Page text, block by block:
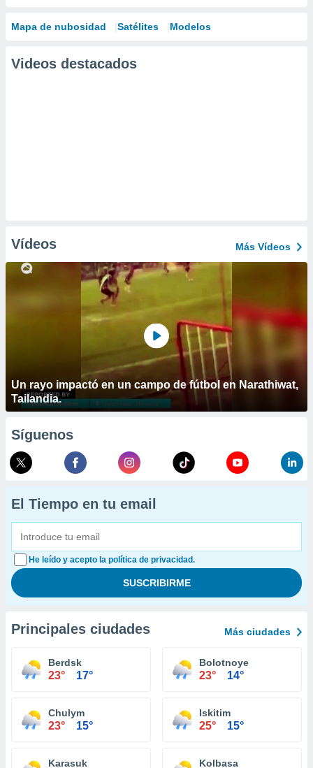
Mapa de nubosidad Satélites Modelos
Videos destacados
Vídeos Más Vídeos
Un rayo impactó en un campo de fútbol en Narathiwat,
Tailandia.
Síguenos
El Tiempo en tu email
He leído y acepto la política de privacidad.
Principales ciudades Más ciudades
Berdsk
23° 17°
Bolotnoye
23° 14°
Chulym
23° 15°
Iskitim
25° 15°
Karasuk Kolbasa